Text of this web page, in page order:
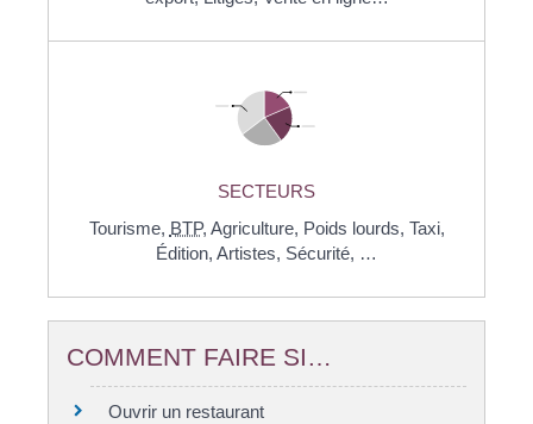
SECTEURS
Tourisme, BTP, Agriculture, Poids lourds, Taxi,
Édition, Artistes, Sécurité, …
COMMENT FAIRE SI…
Ouvrir un restaurant